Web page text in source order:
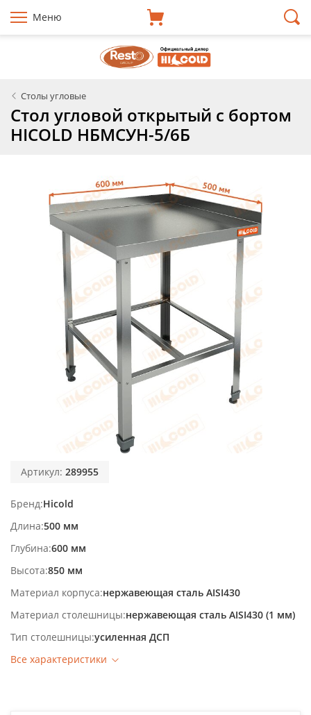
Меню
Столы угловые
Стол угловой открытый с бортом
HICOLD НБМСУН-5/6Б
Артикул: 289955
Бренд Hicold
Длина 500 мм
Глубина 600 мм
Высота 850 мм
Материал корпуса нержавеющая сталь AISI430
Материал столешницы нержавеющая сталь AISI430 (1 мм)
Тип столешницы усиленная ДСП
Все характеристики